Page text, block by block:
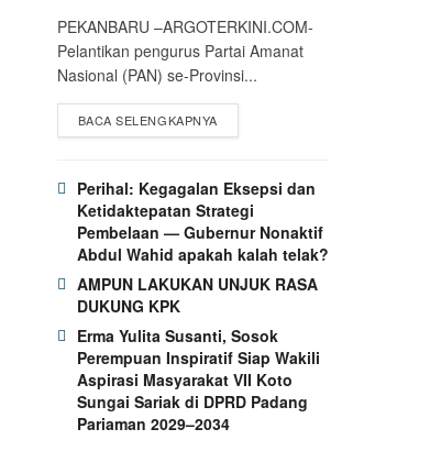
PEKANBARU –ARGOTERKINI.COM-
Pelantikan pengurus Partai Amanat
Nasional (PAN) se-Provinsi...
BACA SELENGKAPNYA
Perihal: Kegagalan Eksepsi dan
Ketidaktepatan Strategi
Pembelaan — Gubernur Nonaktif
Abdul Wahid apakah kalah telak?
AMPUN LAKUKAN UNJUK RASA
DUKUNG KPK
Erma Yulita Susanti, Sosok
Perempuan Inspiratif Siap Wakili
Aspirasi Masyarakat VII Koto
Sungai Sariak di DPRD Padang
Pariaman 2029–2034